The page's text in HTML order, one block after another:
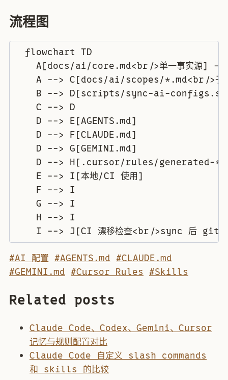
流程图
  flowchart TD
A[docs/ai/core.md<br/>单一事实源]
A --> C[docs/ai/scopes/*.md<br/>子
B --> D[scripts/sync-ai-
    C --> D
    D --> E[AGENTS.md]
    D --> F[CLAUDE.md]
    D --> G[GEMINI.md]
D --> H[.cursor/rules/generated-
    E --> I[本地/CI 使用]
    F --> I
    G --> I
    H --> I
#AI 配置 #AGENTS.md #CLAUDE.md
#GEMINI.md #Cursor Rules #Skills
Related posts
Claude Code、Codex、Gemini、Cursor
记忆与规则配置对比
Claude Code 自定义 slash commands
和 skills 的比较